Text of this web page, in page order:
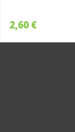
2,60 €